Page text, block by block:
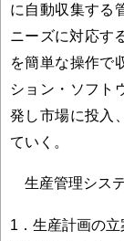
に自動収集する
ニーズに対応す
を簡単な操作で
ション・ソフト
発し市場に投入
ていく。
生産管理シス
1．生産計画の